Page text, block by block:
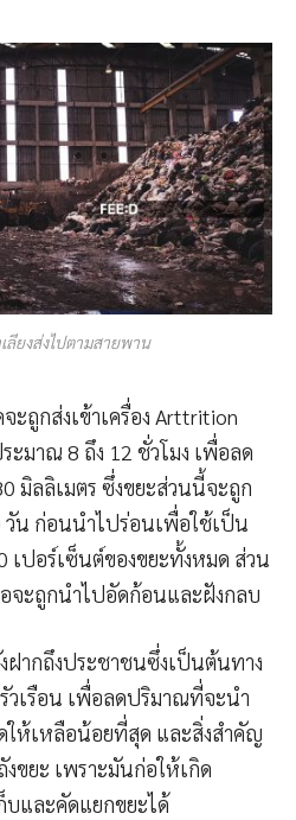
ลียงส่งไปตามสายพาน
ถูกส่งเข้าเครื่อง Arttrition
ะมาณ 8 ถึง 12 ชั่วโมง เพื่อลด
มิลลิเมตร ซึ่งขยะส่วนนี้จะถูก
น ก่อนนำไปร่อนเพื่อใช้เป็น
เปอร์เซ็นต์ของขยะทั้งหมด ส่วน
จะถูกนำไปอัดก้อนและฝังกลบ
ฝากถึงประชาชนซึ่งเป็นต้นทาง
วเรือน เพื่อลดปริมาณที่จะนำ
ให้เหลือน้อยที่สุด และสิ่งสำคัญ
ขยะ เพราะมันก่อให้เกิด
บและคัดแยกขยะได้